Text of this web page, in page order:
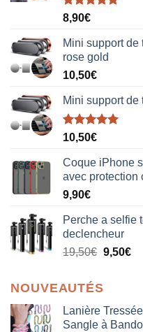
Note5.00
8,90€
Mini support de
rose gold
10,50€
Mini support de
Note5.00
10,50€
Coque iPhone
avec protection
9,90€
Perche a selfie
declencheur
19,50€ 9,50€
NOUVEAUTÉS
Lanière
Sangle à